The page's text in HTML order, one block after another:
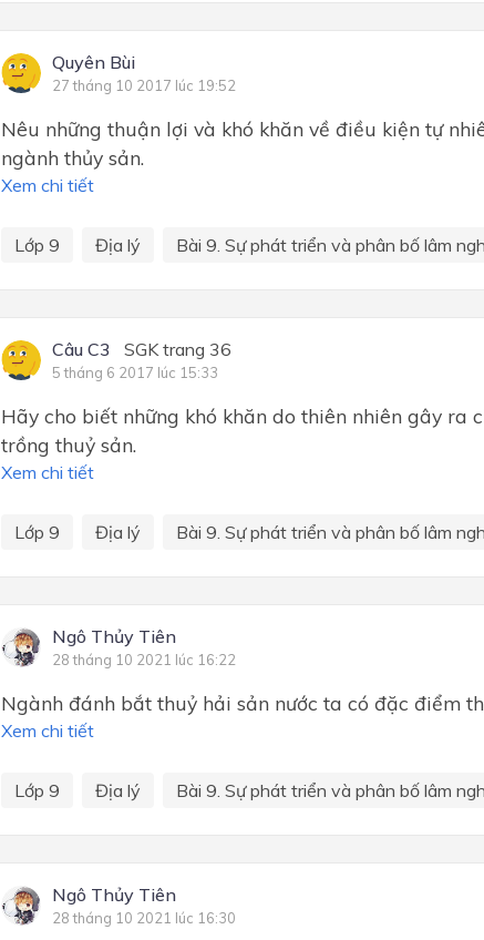
Quyên Bùi
27 tháng 10 2017 lúc 19:52
Nêu những thuận lợi và khó khăn về điều kiện tự
ngành thủy sản.
Xem chi tiết
Lớp 9 Địa lý Bài 9. Sự phát triển và phân bố lâm
Câu C3 SGK trang 36
5 tháng 6 2017 lúc 15:33
Hãy cho biết những khó khăn do thiên nhiên gây ra
trồng thuỷ sản.
Xem chi tiết
Lớp 9 Địa lý Bài 9. Sự phát triển và phân bố lâm
Ngô Thủy Tiên
28 tháng 10 2021 lúc 16:22
Ngành đánh bắt thuỷ hải sản nước ta có đặc điểm
Xem chi tiết
Lớp 9 Địa lý Bài 9. Sự phát triển và phân bố lâm
Ngô Thủy Tiên
28 tháng 10 2021 lúc 16:30